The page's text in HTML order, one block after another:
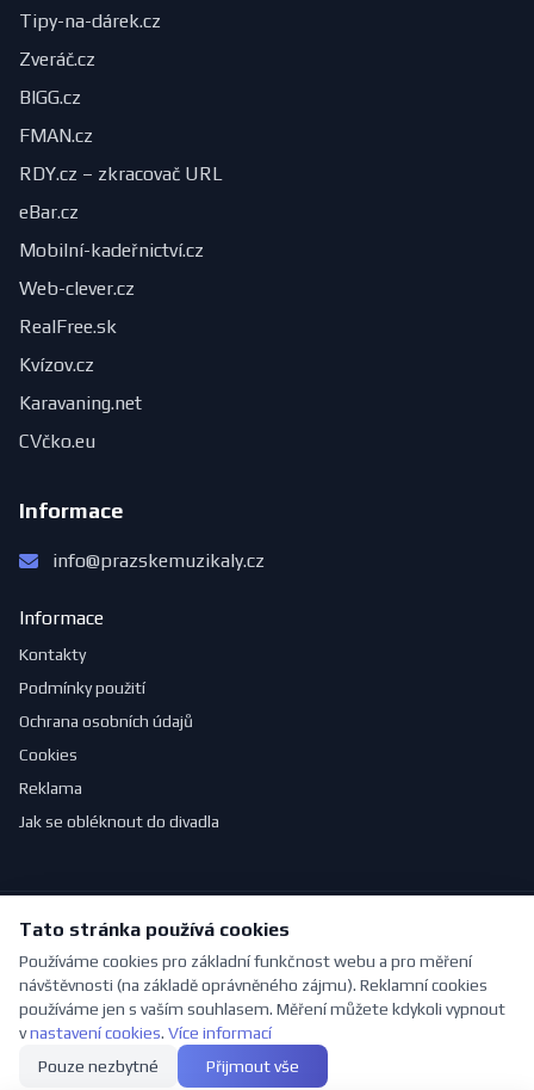
Tipy-na-dárek.cz
Zveráč.cz
BIGG.cz
FMAN.cz
RDY.cz – zkracovač URL
eBar.cz
Mobilní-kadeřnictví.cz
Web-clever.cz
RealFree.sk
Kvízov.cz
Karavaning.net
CVčko.eu
Informace
info@prazskemuzikaly.cz
Informace
Kontakty
Podmínky použití
Ochrana osobních údajů
Cookies
Reklama
Jak se obléknout do divadla
© 2026 PražskéMuzikály.cz. Všechna práva vyhrazena.
Vytvořeno s ❤ pro milovníky divadla | Vytvořil Pavel Jirouš
Tato stránka používá cookies
Používáme cookies pro základní funkčnost webu a pro měření
návštěvnosti (na základě oprávněného zájmu). Reklamní cookies
používáme jen s vaším souhlasem. Měření můžete kdykoli vypnout
vnastavení cookies. Více informací
Pouze nezbytné
Přijmout vše